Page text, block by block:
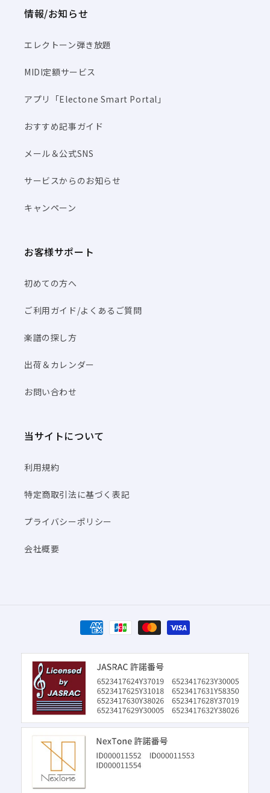
情報/お知らせ
エレクトーン弾き放題
MIDI定額サービス
アプリ「Electone Smart Portal」
おすすめ記事ガイド
メール＆公式SNS
サービスからのお知らせ
キャンペーン
お客様サポート
初めての方へ
ご利用ガイド/よくあるご質問
楽譜の探し方
出荷＆カレンダー
お問い合わせ
当サイトについて
利用規約
特定商取引法に基づく表記
プライバシーポリシー
会社概要
決
済
方
法